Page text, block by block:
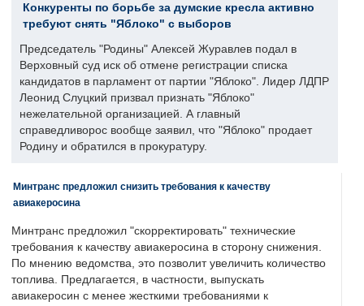
Конкуренты по борьбе за думские кресла активно
требуют снять "Яблоко" с выборов
Председатель "Родины" Алексей Журавлев подал в
Верховный суд иск об отмене регистрации списка
кандидатов в парламент от партии "Яблоко". Лидер ЛДПР
Леонид Слуцкий призвал признать "Яблоко"
нежелательной организацией. А главный
справедливорос вообще заявил, что "Яблоко" продает
Родину и обратился в прокуратуру.
Минтранс предложил снизить требования к качеству
авиакеросина
Минтранс предложил "скорректировать" технические
требования к качеству авиакеросина в сторону снижения.
По мнению ведомства, это позволит увеличить количество
топлива. Предлагается, в частности, выпускать
авиакеросин с менее жесткими требованиями к